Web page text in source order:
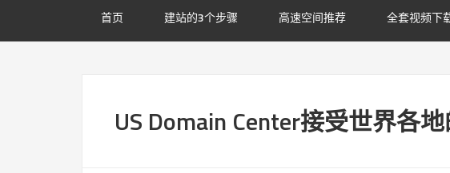
首页 建站的3个步骤 高速空间推荐 全套视频下
US Domain Center接受世界各